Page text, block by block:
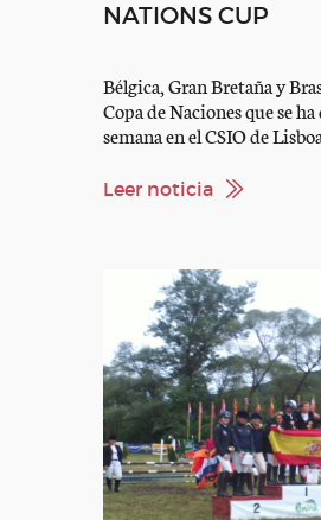
NATIONS CUP
Bélgica, Gran Bretaña y
Copa de Naciones que se
semana en el CSIO de
«Quilate del Duero», que
Leer noticia